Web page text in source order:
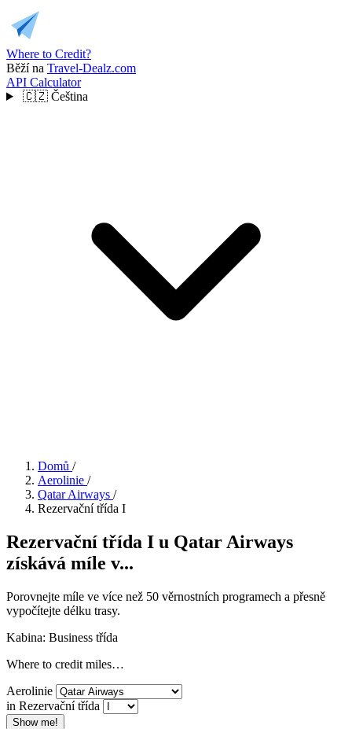
Where to Credit?
Běží na Travel-Dealz.com
API Calculator
🇨🇿 Čeština
Domů /
Aerolinie /
Qatar Airways /
Rezervační třída I
Rezervační třída I u Qatar Airways
získává míle v...
Porovnejte míle ve více než 50 věrnostních programech a přesně
vypočítejte délku trasy.
Kabina: Business třída
Where to credit miles…
Aerolinie
in Rezervační třída
Show me!